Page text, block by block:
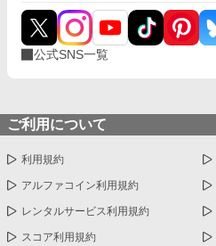
公式SNS一覧
ご利用について
利用規約
アルファコイン利用規約
レンタルサービス利用規約
スコア利用規約